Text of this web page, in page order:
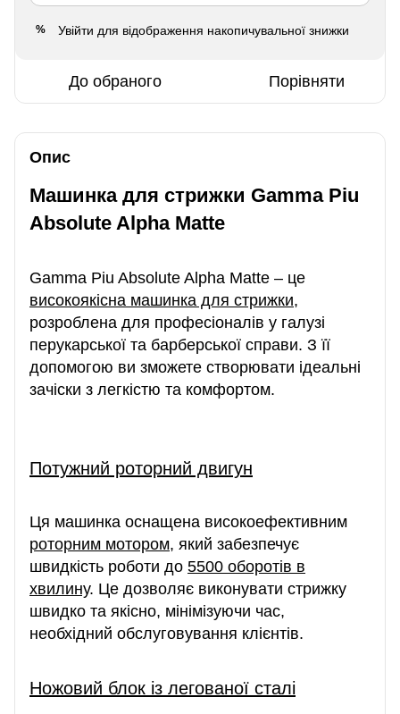
% Увійти для відображення накопичувальної знижки
До обраного Порівняти
Опис
Машинка для стрижки Gamma Piu
Absolute Alpha Matte
Gamma Piu Absolute Alpha Matte – це
високоякісна машинка для стрижки,
розроблена для професіоналів у галузі
перукарської та барберської справи. З її
допомогою ви зможете створювати ідеальні
зачіски з легкістю та комфортом.
Потужний роторний двигун
Ця машинка оснащена високоефективним
роторним мотором, який забезпечує
швидкість роботи до 5500 оборотів в
хвилину. Це дозволяє виконувати стрижку
швидко та якісно, ​​мінімізуючи час,
необхідний обслуговування клієнтів.
Ножовий блок із легованої сталі